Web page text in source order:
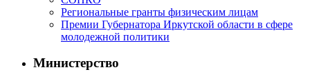
Региональные гранты физическим лицам
Премии Губернатора Иркутской области в сфере
молодежной политики
Министерство